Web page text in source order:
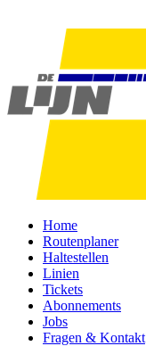
Home
Routenplaner
Haltestellen
Linien
Tickets
Abonnements
Jobs
Fragen & Kontakt